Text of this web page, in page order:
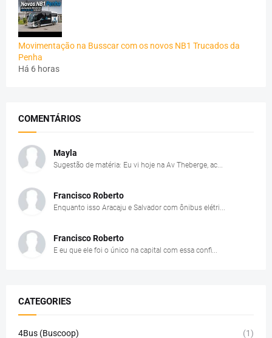
Movimentação na Busscar com os novos NB1 Trucados da
Penha
Há 6 horas
COMENTÁRIOS
Mayla
Sugestão de matéria: Eu vi hoje na Av Theberge, ac...
Francisco Roberto
Enquanto isso Aracaju e Salvador com ônibus elétri...
Francisco Roberto
E eu que ele foi o único na capital com essa confi...
CATEGORIES
4Bus (Buscoop) (1)